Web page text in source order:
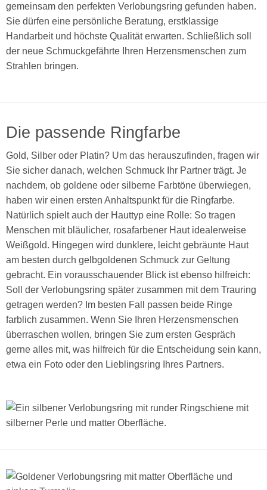
gemeinsam den perfekten Verlobungsring gefunden haben.
Sie dürfen eine persönliche Beratung, erstklassige
Handarbeit und höchste Qualität erwarten. Schließlich soll
der neue Schmuckgefährte Ihren Herzensmenschen zum
Strahlen bringen.
Die passende Ringfarbe
Gold, Silber oder Platin? Um das herauszufinden, fragen wir
Sie sicher danach, welchen Schmuck Ihr Partner trägt. Je
nachdem, ob goldene oder silberne Farbtöne überwiegen,
haben wir einen ersten Anhaltspunkt für die Ringfarbe.
Natürlich spielt auch der Hauttyp eine Rolle: So tragen
Menschen mit bläulicher, rosafarbener Haut idealerweise
Weißgold. Hingegen wird dunklere, leicht gebräunte Haut
am besten durch gelbgoldenen Schmuck zur Geltung
gebracht. Ein vorausschauender Blick ist ebenso hilfreich:
Soll der Verlobungsring später zusammen mit dem Trauring
getragen werden? Im besten Fall passen beide Ringe
farblich zusammen. Wenn Sie Ihren Herzensmenschen
überraschen wollen, bringen Sie zum ersten Gespräch
gerne alles mit, was hilfreich für die Entscheidung sein kann,
etwa ein Foto oder den Lieblingsring Ihres Partners.